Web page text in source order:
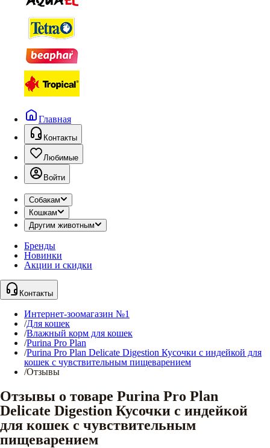
Главная
Контакты
Любимые
Войти
Собакам
Кошкам
Другим животным
Бренды
Новинки
Акции и скидки
Контакты
Интернет-зоомагазин №1
/Для кошек
/Влажный корм для кошек
/Purina Pro Plan
/Purina Pro Plan Delicate Digestion Кусочки с индейкой для
кошек с чувствительным пищеварением
/Отзывы
Отзывы о товаре Purina Pro Plan
Delicate Digestion Кусочки с индейкой
для кошек с чувствительным
пищеварением